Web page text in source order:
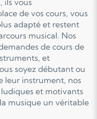
de vos cours, vous
adapté et restent
musical. Nos
de cours de
et
soyez débutant ou
leur instrument, nos
et motivants
musique un véritable